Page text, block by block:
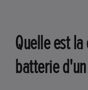
Quelle est
batterie